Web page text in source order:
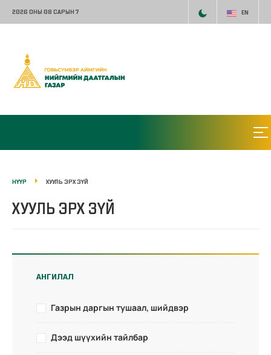
2026 ОНЫ 08 САРЫН 7 EN
НҮҮР ХУУЛЬ ЭРХ ЗҮЙ
ХУУЛЬ ЭРХ ЗҮЙ
АНГИЛАЛ
Газрын даргын тушаал, шийдвэр
Дээд шүүхийн тайлбар